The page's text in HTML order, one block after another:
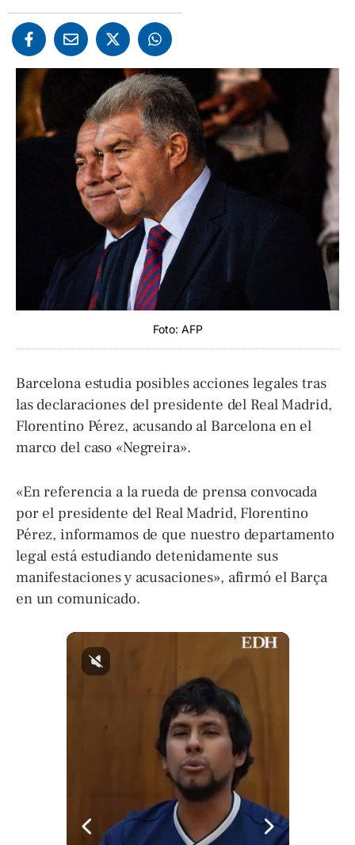
Foto: AFP
Barcelona estudia posibles acciones legales tras
las declaraciones del presidente del Real Madrid,
Florentino Pérez, acusando al Barcelona en el
marco del caso «Negreira».
«En referencia a la rueda de prensa convocada
por el presidente del Real Madrid, Florentino
Pérez, informamos de que nuestro departamento
legal está estudiando detenidamente sus
manifestaciones y acusaciones», afirmó el Barça
en un comunicado.